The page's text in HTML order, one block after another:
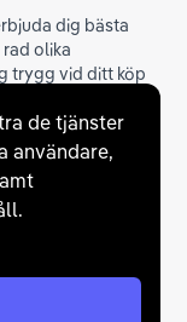
de tjänster
användare,
dig bästa
olika
trygg vid ditt köp
gällande